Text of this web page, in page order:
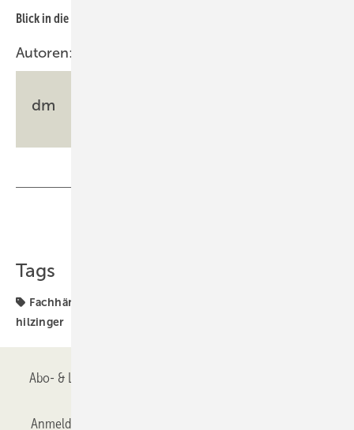
Blick in die Produktion
Autoren:
dm
Tags
Fachhändler
hilzinger
Abo- & Leserservice
Anmelden